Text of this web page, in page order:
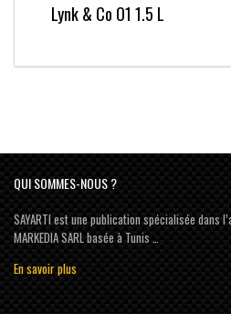
Lynk & Co O1 1.5 L
QUI SOMMES-NOUS ?
SAYARTI est une publication spécialisée dans
MARKEDIA SARL basée à Tunis …
En savoir plus